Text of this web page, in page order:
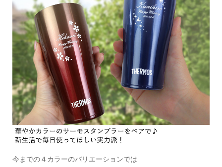
今までの４カラーのバリエーションでは